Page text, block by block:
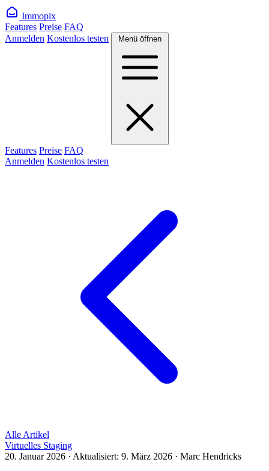
Immopix
Features Preise FAQ
Anmelden Kostenlos testen Menü öffnen
Features Preise FAQ
Anmelden Kostenlos testen
Alle Artikel
Virtuelles Staging
20. Januar 2026 · Aktualisiert: 9. März 2026 · Marc Hendricks